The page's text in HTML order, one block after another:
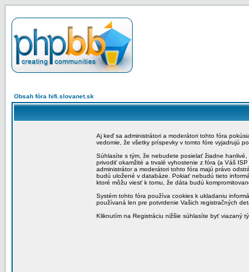
Obsah fóra hifi.slovanet.sk
Aj keď sa administrátori a moderátori tohto fóra
vedomie, že všetky príspevky v tomto fóre vyjadrujú
Súhlasíte s tým, že nebudete posielať žiadne
privodiť okamžité a trvalé vyhostenie z fóra (a Váš
administrátor a moderátori tohto fóra majú právo
budú uložené v databáze. Pokiať nebudú tieto
ktoré môžu viesť k tomu, že dáta budú
Systém tohto fóra používa cookies k ukladaniu
používaná len pre potvrdenie Vašich registračných
Kliknutím na Registráciu nižšie súhlasíte byť viazaný